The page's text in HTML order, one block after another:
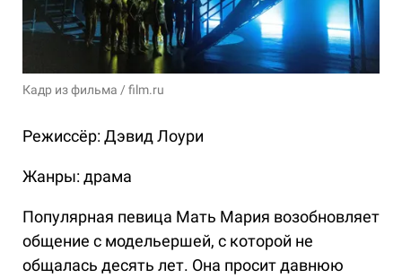
Кадр из фильма / film.ru
Режиссёр: Дэвид Лоури
Жанры: драма
Популярная певица Мать Мария возобновляет
общение с модельершей, с которой не
общалась десять лет. Она просит давнюю